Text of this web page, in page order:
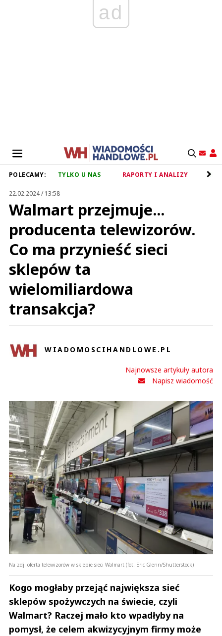
ad
POLECAMY: TYLKO U NAS RAPORTY I ANALIZY
22.02.2024 / 13:58
Walmart przejmuje...
producenta telewizorów.
Co ma przynieść sieci
sklepów ta
wielomiliardowa
transakcja?
WIADOMOSCIHANDLOWE.PL
Najnowsze artykuły autora
Napisz wiadomość
Na zdj. oferta telewizorów w sklepie sieci Walmart (fot. Eric Glenn/Shutterstock)
Kogo mogłaby przejąć największa sieć
sklepów spożywczych na świecie, czyli
Walmart? Raczej mało kto wpadłyby na
pomysł, że celem akwizycyjnym firmy może